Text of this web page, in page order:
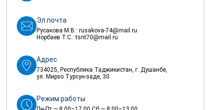
Эл.почта
Русакова М.В.:rusakova-74@mail.ru
Норбаев Т.С.:tsnt70@mail.ru
Адрес
734025, Республика Таджикистан, г. Душанбе,
ул. Мирзо Турсун-заде, 30
Режим работы